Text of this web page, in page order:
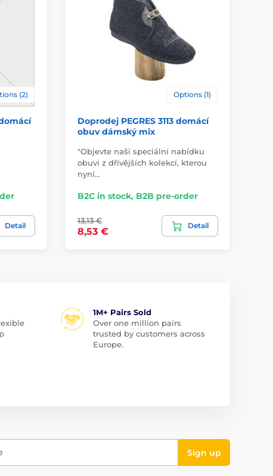
(2)
Detail
Options (1)
Doprodej PEGRES 3113 domácí
obuv dámský mix
"Objevte naši speciální nabídku
obuvi z dřívějších kolekcí, kterou
nyní…
B2C in stock, B2B pre-order
13,13 €
8,53 €
Detail
1M+ Pairs Sold
Over one million pairs
trusted by customers across
Europe.
Sign up